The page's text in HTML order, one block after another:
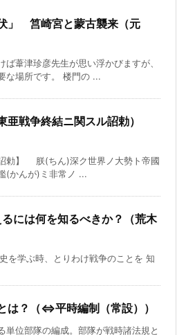
伏」 筥崎宮と蒙古襲来（元
ば葦津珍彦先生が思い浮かびますが、
な場所です。 楼門の ...
亜戦争終結ニ関スル詔勅）
詔勅】 朕(ちん)深ク世界ノ大勢ト帝國
(かんが)ミ非常ノ ...
には何を知るべきか？（荒木
を学ぶ時、とりわけ戦争のことを 知
は？（⇔平時編制（常設））
単位部隊の編成。部隊が戦時諸法規と